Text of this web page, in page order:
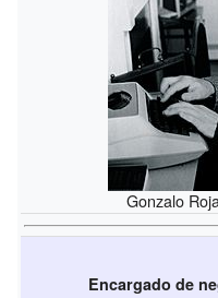
Gonzalo
Encargado de